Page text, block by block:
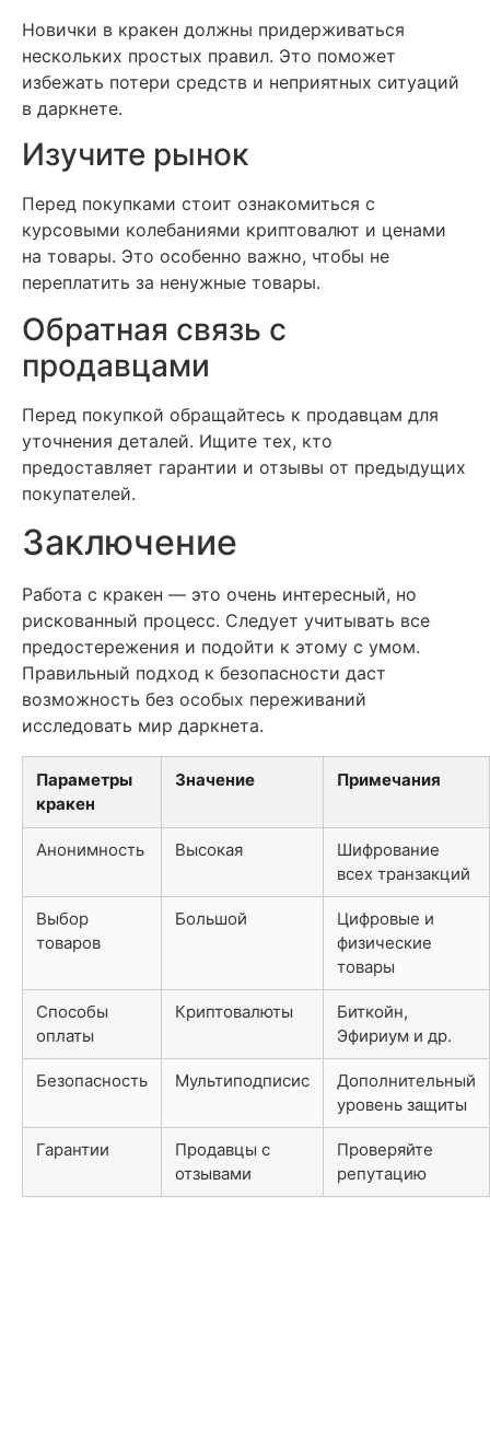
Новички в кракен должны придерживаться
нескольких простых правил. Это поможет
избежать потери средств и неприятных ситуаций
в даркнете.
Изучите рынок
Перед покупками стоит ознакомиться с
курсовыми колебаниями криптовалют и ценами
на товары. Это особенно важно, чтобы не
переплатить за ненужные товары.
Обратная связь с
продавцами
Перед покупкой обращайтесь к продавцам для
уточнения деталей. Ищите тех, кто
предоставляет гарантии и отзывы от предыдущих
покупателей.
Заключение
Работа с кракен — это очень интересный, но
рискованный процесс. Следует учитывать все
предостережения и подойти к этому с умом.
Правильный подход к безопасности даст
возможность без особых переживаний
исследовать мир даркнета.
Параметры
кракен
Значение Примечания
Анонимность Высокая
Шифрование
всех транзакций
Выбор
товаров
Большой
Цифровые и
физические
товары
Способы
оплаты
Криптовалюты
Биткойн,
Эфириум и др.
Безопасность Мультиподписис
Дополнительный
уровень защиты
Гарантии
Продавцы с
отзывами
Проверяйте
репутацию